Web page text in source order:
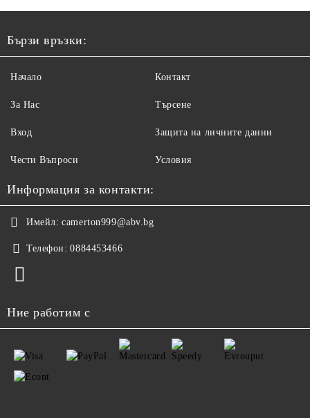
Бързи връзки:
Начало
За Нас
Вход
Чести Въпроси
Контакт
Търсене
Защита на личните данни
Условия
Информация за контакти:
Имейл: camerton999@abv.bg
Телефон: 0884453466
Ние работим с